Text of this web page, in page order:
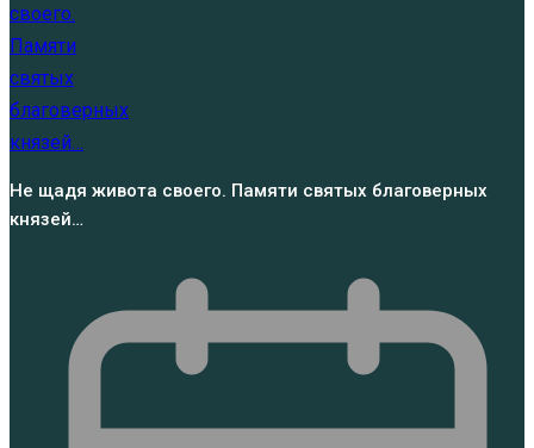
Не щадя живота своего. Памяти святых благоверных
князей…